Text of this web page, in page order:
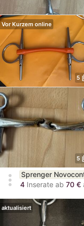
5
Vor Kurzem online
5
more_vert
Sprenger
4 Inserate ab 70 €
aktualisiert